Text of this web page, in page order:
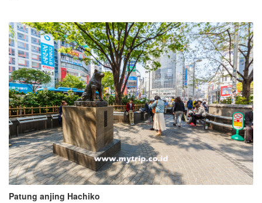
Patung anjing Hachiko